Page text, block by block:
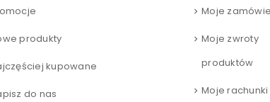
produkty
kupowane
do nas
Moje
Moje zwroty
produktów
Moje rachunki